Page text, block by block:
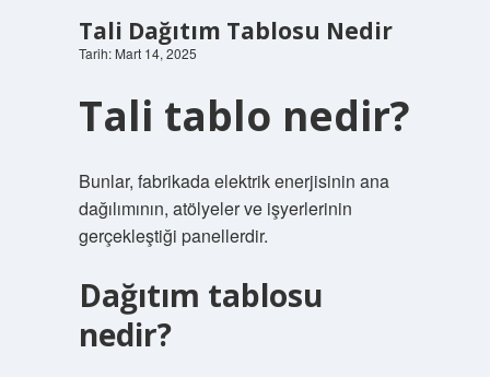
Tali Dağıtım Tablosu Nedir
Tarih: Mart 14, 2025
Tali tablo nedir?
Bunlar, fabrikada elektrik enerjisinin ana
dağılımının, atölyeler ve işyerlerinin
gerçekleştiği panellerdir.
Dağıtım tablosu
nedir?